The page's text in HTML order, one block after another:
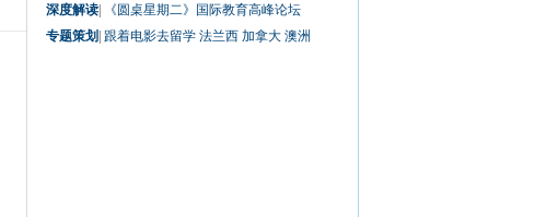
深度解读
《圆桌星期二》国际教育高峰论坛
专题策划 跟着电影去留学 法兰西 加拿大 澳洲